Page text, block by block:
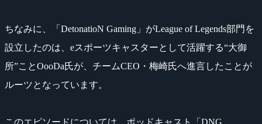
ちなみに、「DetonatioN Gaming」がLeague of Legends部門を
設立したのは、eスポーツキャスターとして活躍する“大御
所”ことOooDa氏が、チームCEO・梅崎氏へ進言したことが
ルーツとなっています。
このエピソードについては、ポッドキャスト「DNG